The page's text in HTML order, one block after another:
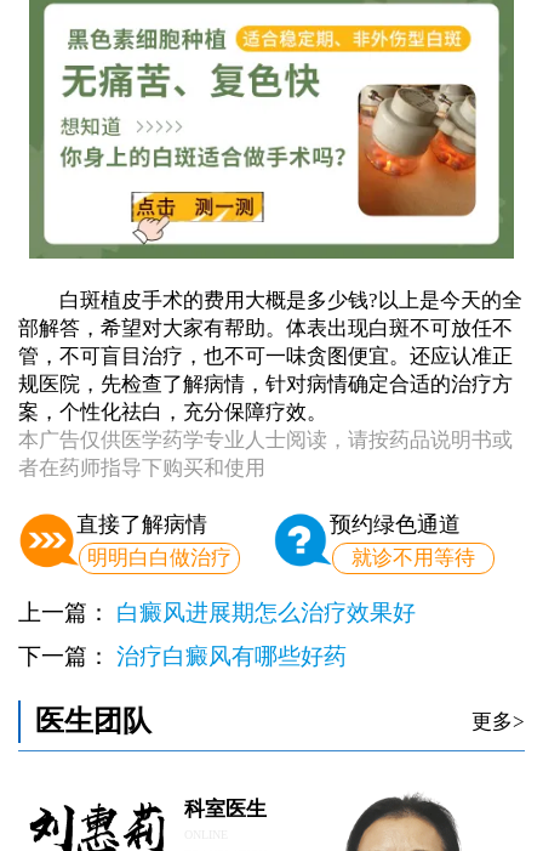
白斑植皮手术的费用大概是多少钱?以上是今天的全
部解答，希望对大家有帮助。体表出现白斑不可放任不
管，不可盲目治疗，也不可一味贪图便宜。还应认准正
规医院，先检查了解病情，针对病情确定合适的治疗方
案，个性化祛白，充分保障疗效。
本广告仅供医学药学专业人士阅读，请按药品说明书或
者在药师指导下购买和使用
直接了解病情
明明白白做治疗
预约绿色通道
就诊不用等待
上一篇： 白癜风进展期怎么治疗效果好
下一篇： 治疗白癜风有哪些好药
医生团队 更多>
科室医生